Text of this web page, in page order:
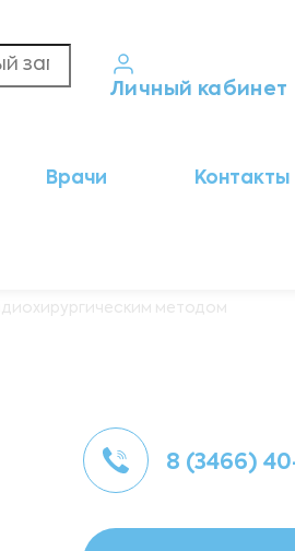
Личный кабинет
Врачи
Контакты
методом
8 (3466)